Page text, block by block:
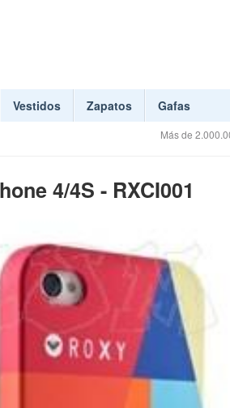
Vestidos Zapatos Gafas
Más de
4/4S - RXCI001